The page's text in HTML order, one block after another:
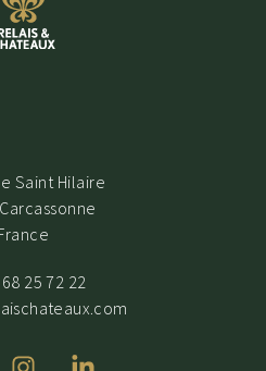
Saint Hilaire
25 72 22